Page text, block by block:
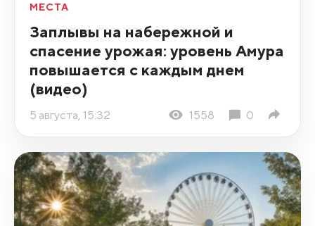
МЕСТА
Заплывы на набережной и
спасение урожая: уровень Амура
повышается с каждым днем
(видео)
5 августа, 15:32 1558 0